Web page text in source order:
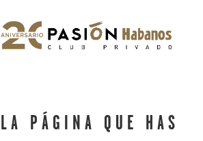
LA PÁGINA QUE HAS